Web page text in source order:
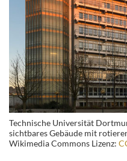
Technische Universität
sichtbares Gebäude mit
Wikimedia Commons Lizenz: